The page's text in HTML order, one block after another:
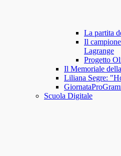
La partita
Il
Lagrange
Progetto
Il Memoriale
Liliana Segre:
Scuola Digitale